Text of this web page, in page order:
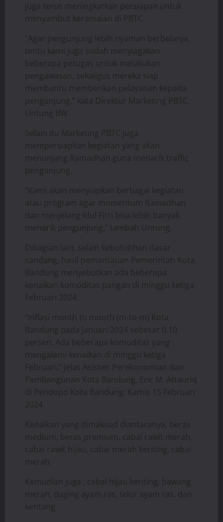
juga terus meningkatkan persiapan untuk
menyambut keramaian di PBTC.
“Agar pengunjung lebih nyaman berbelanja,
tentu kami juga sudah menyiagakan
beberapa petugas untuk melakukan
pengawasan, sekaligus mereka siap
membantu memberikan pelayanan kepada
pengunjung,” kata Direktur Marketing PBTC,
Untung BW.
Selain itu Marketing PBTC juga
mempersiapkan kegiatan yang akan
menunjang Ramadhan guna menarik traffic
pengunjung.
“Kami akan menyiapkan berbagai kegiatan
atau program agar momentum Ramadhan
dan menjelang Idul Fitri bisa lebih banyak
menarik pengunjung,” tambah Untung.
Dibagian lain, selain kebutuhhan dasar
sandang, hasil pemantauan Pemerintah Kota
Bandung menyebutkan ada beberapa
kenaikan komoditas pangan di minggu ketiga
Februari 2024.
“Inflasi month to month (m-to-m) Kota
Bandung pada Januari 2024 sebesar 0,10
persen. Ada beberapa komoditas yang
mengalami kenaikan di minggu ketiga
Februari,” jelas Asisten Perekonomian dan
Pembangunan Kota Bandung, Eric M. Attauriq
di Pendopo Kota Bandung, Kamis 15 Februari
2024.
Kenaikan yang dimaksud diantaranya, beras
medium, beras premium, cabai rawit merah,
cabai rawit hijau, cabai merah keriting, cabai
merah.
Kemudian juga , cabai hijau keriting, bawang
merah, daging ayam ras, telur ayam ras, dan
kentang.